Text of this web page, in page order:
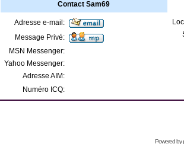
Contact Sam69
Adresse e-mail:
Message Privé:
MSN Messenger:
Yahoo Messenger:
Adresse AIM:
Numéro ICQ:
Powered by